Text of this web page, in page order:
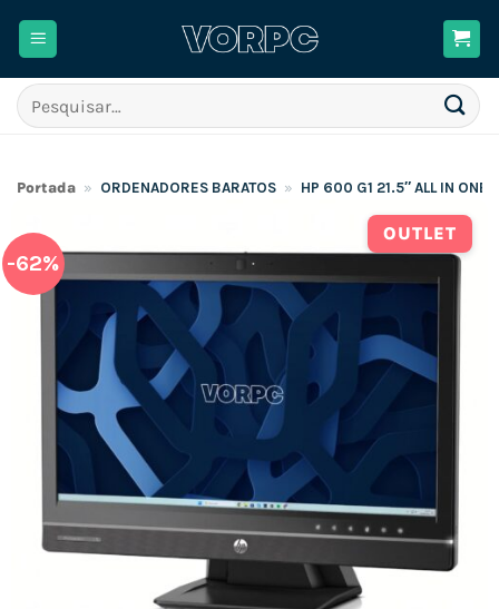
Pesquisar
por:
Portada » ORDENADORES BARATOS » HP 600 G1 21.5″ ALL IN
OUTLET
-62%